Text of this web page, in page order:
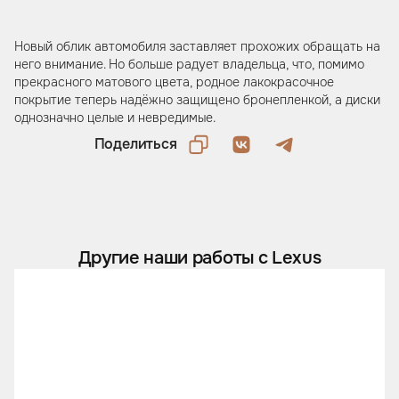
Новый облик автомобиля заставляет прохожих обращать на
него внимание. Но больше радует владельца, что, помимо
прекрасного матового цвета, родное лакокрасочное
покрытие теперь надёжно защищено бронепленкой, а диски
однозначно целые и невредимые.
Поделиться
Другие наши работы с Lexus